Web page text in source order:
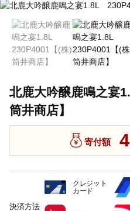
北鹿大吟醸鹿鳴之
筒井商店】
寄付額
決済方法
クレジット
カード